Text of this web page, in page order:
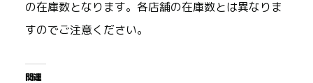
の在庫数となります。各店舗の在庫数とは異なりま
すのでご注意ください。
関連